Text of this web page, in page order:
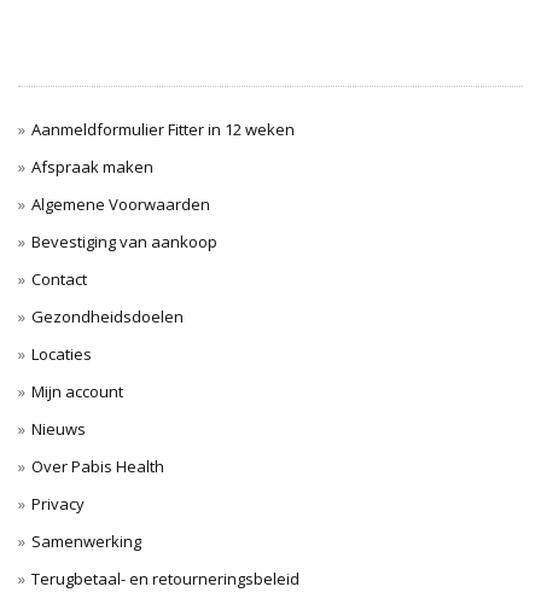
Aanmeldformulier Fitter in 12 weken
Afspraak maken
Algemene Voorwaarden
Bevestiging van aankoop
Contact
Gezondheidsdoelen
Locaties
Mijn account
Nieuws
Over Pabis Health
Privacy
Samenwerking
Terugbetaal- en retourneringsbeleid